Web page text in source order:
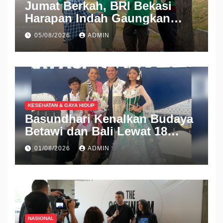
Jumat Berkah, BRI Bekasi
Harapan Indah Gaungkan
Semangat Berbagi
05/08/2026 ADMIN
KESEHATAN & GAYA HIDUP
Basundhari Kenalkan Budaya
Betawi dan Bali Lewat 18
Koleksi Ready to Wear di IFW
2026
01/08/2026 ADMIN
NASIONAL